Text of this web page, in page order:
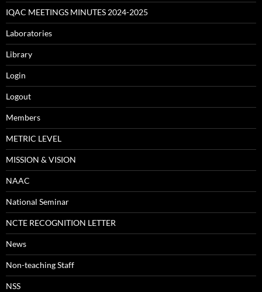
IQAC MEETINGS MINUTES 2024-2025
Laboratories
Library
Login
Logout
Members
METRIC LEVEL
MISSION & VISION
NAAC
National Seminar
NCTE RECOGNITION LETTER
News
Non-teaching Staff
NSS